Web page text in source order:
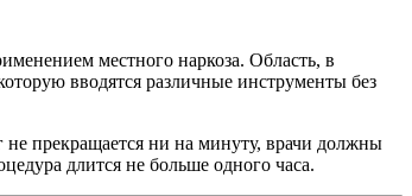
местного наркоза. Область, в
вводятся различные инструменты без
не прекращается ни на минуту, врачи должны
длится не больше одного часа.